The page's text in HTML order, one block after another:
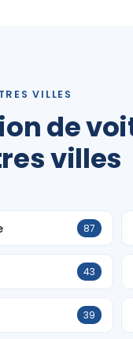
VILLES
de
villes
87
43
39